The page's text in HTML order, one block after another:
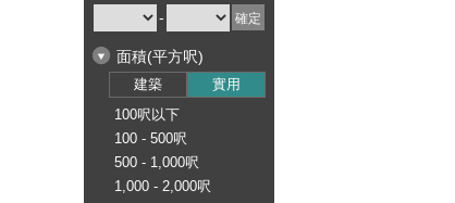
-
面積(平方呎)
建築
實用
100呎以下
100 - 500呎
500 - 1,000呎
1,000 - 2,000呎